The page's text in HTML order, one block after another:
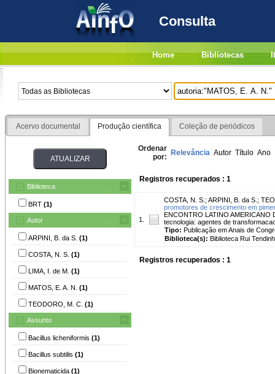
Consulta
Home Bibliotecas
Acervo documental Produção científica Coleção de periódicos
Biblioteca
BRT (1)
Autor
ARPINI, B. da S. (1)
COSTA, N. S. (1)
LIMA, I. de M. (1)
MATOS, E. A. N. (1)
TEODORO, M. C. (1)
Assunto
Bacillus licheniformis (1)
Bacillus subtilis (1)
Bionematicida (1)
Ordenar
por: Relevância Autor Título Ano
Registros recuperados : 1
1.
COSTA, N. S. ; ARPINI, B. da S. ;
promotores de crescimento em
ENCONTRO LATINO AMERICANO
tecnologia: agentes de
Tipo: Publicação em Anais de
Biblioteca(s): Biblioteca Rui
Registros recuperados : 1